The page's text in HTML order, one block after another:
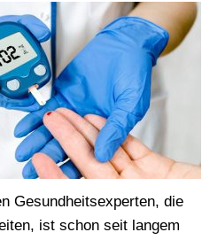
Gesundheitsexperten, die
ist schon seit langem